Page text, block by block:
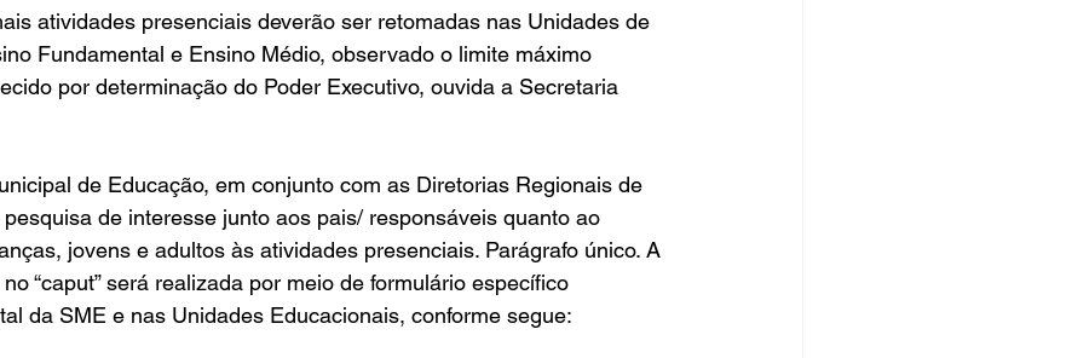
atividades presenciais deverão ser retomadas nas Unidades de
Fundamental e Ensino Médio, observado o limite máximo
por determinação do Poder Executivo, ouvida a Secretaria
de Educação, em conjunto com as Diretorias Regionais de
de interesse junto aos pais/ responsáveis quanto ao
jovens e adultos às atividades presenciais. Parágrafo único. A
“caput” será realizada por meio de formulário específico
da SME e nas Unidades Educacionais, conforme segue: